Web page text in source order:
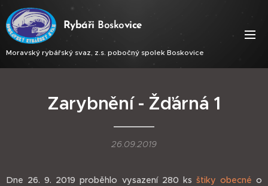
Rybáři Boskovice
Moravský rybářský svaz, z.s. pobočný spolek Boskovice
Zarybnění - Žďárná 1
26.09.2019
Dne 26. 9. 2019 proběhlo vysazení 280 ks štiky obecné o